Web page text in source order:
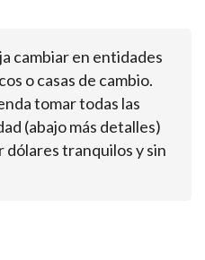
cambiar en entidades
o casas de cambio.
tomar todas las
(abajo más detalles)
dólares tranquilos y sin